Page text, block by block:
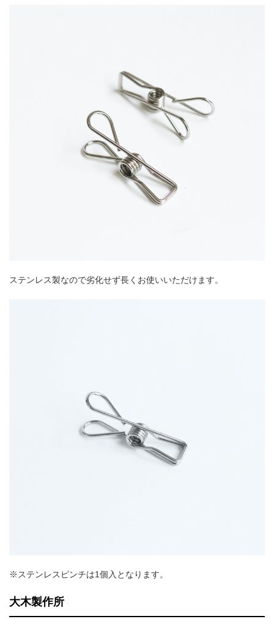
ステンレス製なので劣化せず長くお使いいただけます。
※ステンレスピンチは1個入となります。
大木製作所